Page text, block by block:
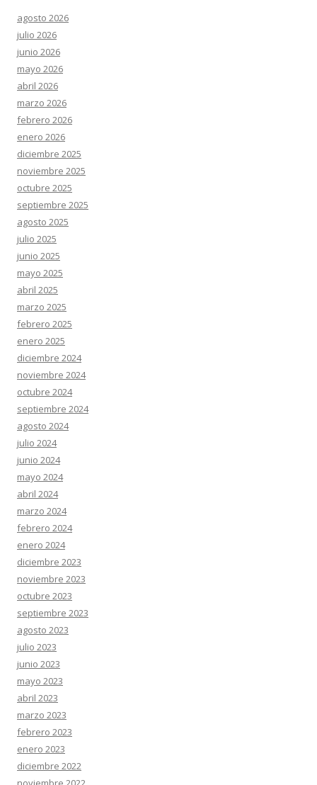
agosto 2026
julio 2026
junio 2026
mayo 2026
abril 2026
marzo 2026
febrero 2026
enero 2026
diciembre 2025
noviembre 2025
octubre 2025
septiembre 2025
agosto 2025
julio 2025
junio 2025
mayo 2025
abril 2025
marzo 2025
febrero 2025
enero 2025
diciembre 2024
noviembre 2024
octubre 2024
septiembre 2024
agosto 2024
julio 2024
junio 2024
mayo 2024
abril 2024
marzo 2024
febrero 2024
enero 2024
diciembre 2023
noviembre 2023
octubre 2023
septiembre 2023
agosto 2023
julio 2023
junio 2023
mayo 2023
abril 2023
marzo 2023
febrero 2023
enero 2023
diciembre 2022